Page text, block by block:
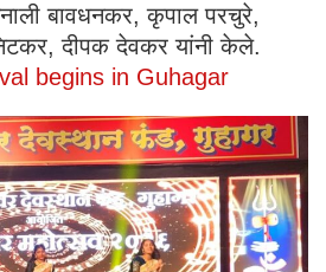
बावधनकर, कृपाल परचुरे,
दीपक देवकर यांनी केले.
begins in Guhagar